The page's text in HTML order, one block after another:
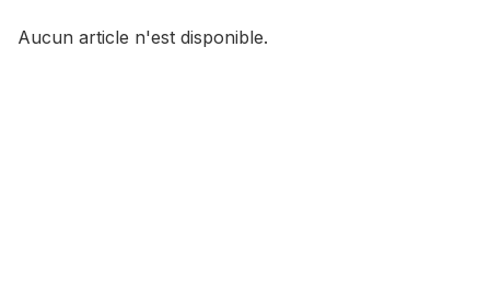
Aucun article n'est disponible.